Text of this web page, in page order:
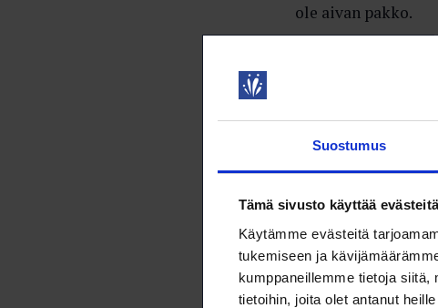
Suostumus
Tämä sivusto käyttää evästeitä
Käytämme evästeitä
tukemiseen ja
kumppaneillemme tietoja
tietoihin, joita olet antanut
ole aivan pakko.